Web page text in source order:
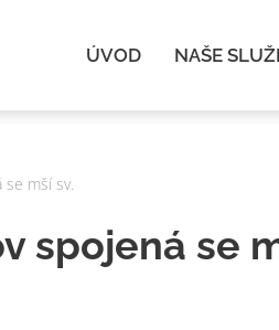
ÚVOD NAŠE
se mší sv.
spojená se